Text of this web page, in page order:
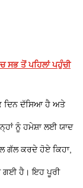
ਸਭ ਤੋਂ ਪਹਿਲਾਂ ਪਹੁੰਚੀ
ਦਿਨ ਦੱਸਿਆ ਹੈ ਅਤੇ
ਨੂੰ ਹਮੇਸ਼ਾ ਲਈ ਯਾਦ
ਗੱਲ ਕਰਦੇ ਹੋਏ ਕਿਹਾ,
ਗਈ ਹੈ। ਇਹ ਪੂਰੀ